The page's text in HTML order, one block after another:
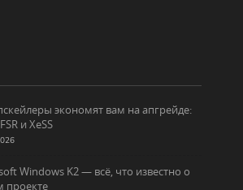
экономят вам на апгрейде:
и XeSS
Windows K2 — всё, что известно о
проекте